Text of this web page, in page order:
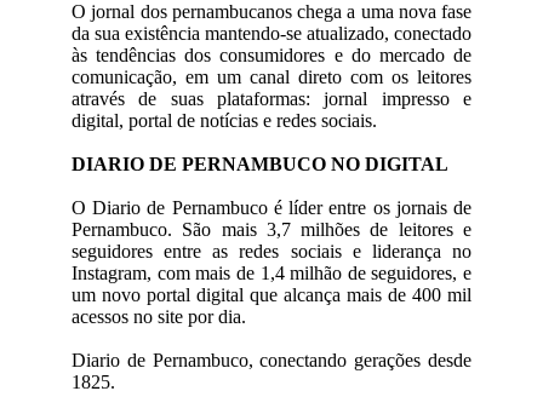
O jornal dos pernambucanos chega a uma nova fase
da sua existência mantendo-se atualizado, conectado
às tendências dos consumidores e do mercado de
comunicação, em um canal direto com os leitores
através de suas plataformas: jornal impresso e
digital, portal de notícias e redes sociais.
DIARIO DE PERNAMBUCO NO DIGITAL
O Diario de Pernambuco é líder entre os jornais de
Pernambuco. São mais 3,7 milhões de leitores e
seguidores entre as redes sociais e liderança no
Instagram, com mais de 1,4 milhão de seguidores, e
um novo portal digital que alcança mais de 400 mil
acessos no site por dia.
Diario de Pernambuco, conectando gerações desde
1825.